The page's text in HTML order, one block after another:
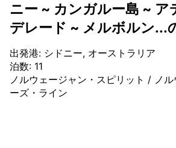
ニー ~ カンガルー島 ~ ア
デレード ~ メルボルン...
出発港: シドニー, オーストラリア
泊数: 11
ノルウェージャン・スピリット / ノ
ーズ・ライン